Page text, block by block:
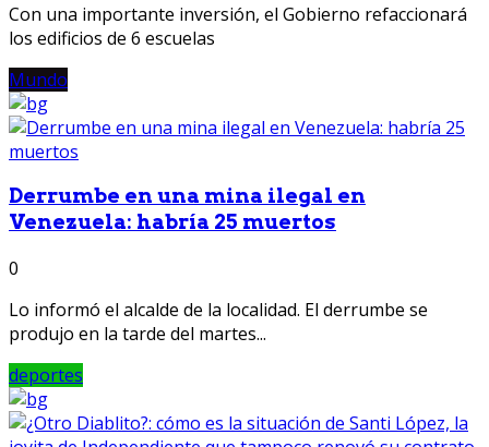
Con una importante inversión, el Gobierno refaccionará
los edificios de 6 escuelas
Mundo
Derrumbe en una mina ilegal en
Venezuela: habría 25 muertos
0
Lo informó el alcalde de la localidad. El derrumbe se
produjo en la tarde del martes...
deportes